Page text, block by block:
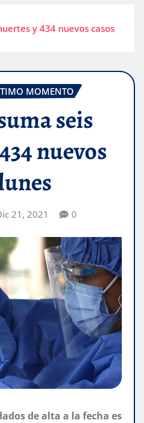
y 434 nuevos casos
MOMENTO
seis
nuevos
21, 2021 0
de alta a la fecha es